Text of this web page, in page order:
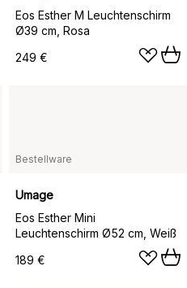
Eos Esther M Leuchtenschirm
Ø39 cm, Rosa
249 €
Bestellware
Umage
Eos Esther Mini
Leuchtenschirm Ø52 cm, Weiß
189 €